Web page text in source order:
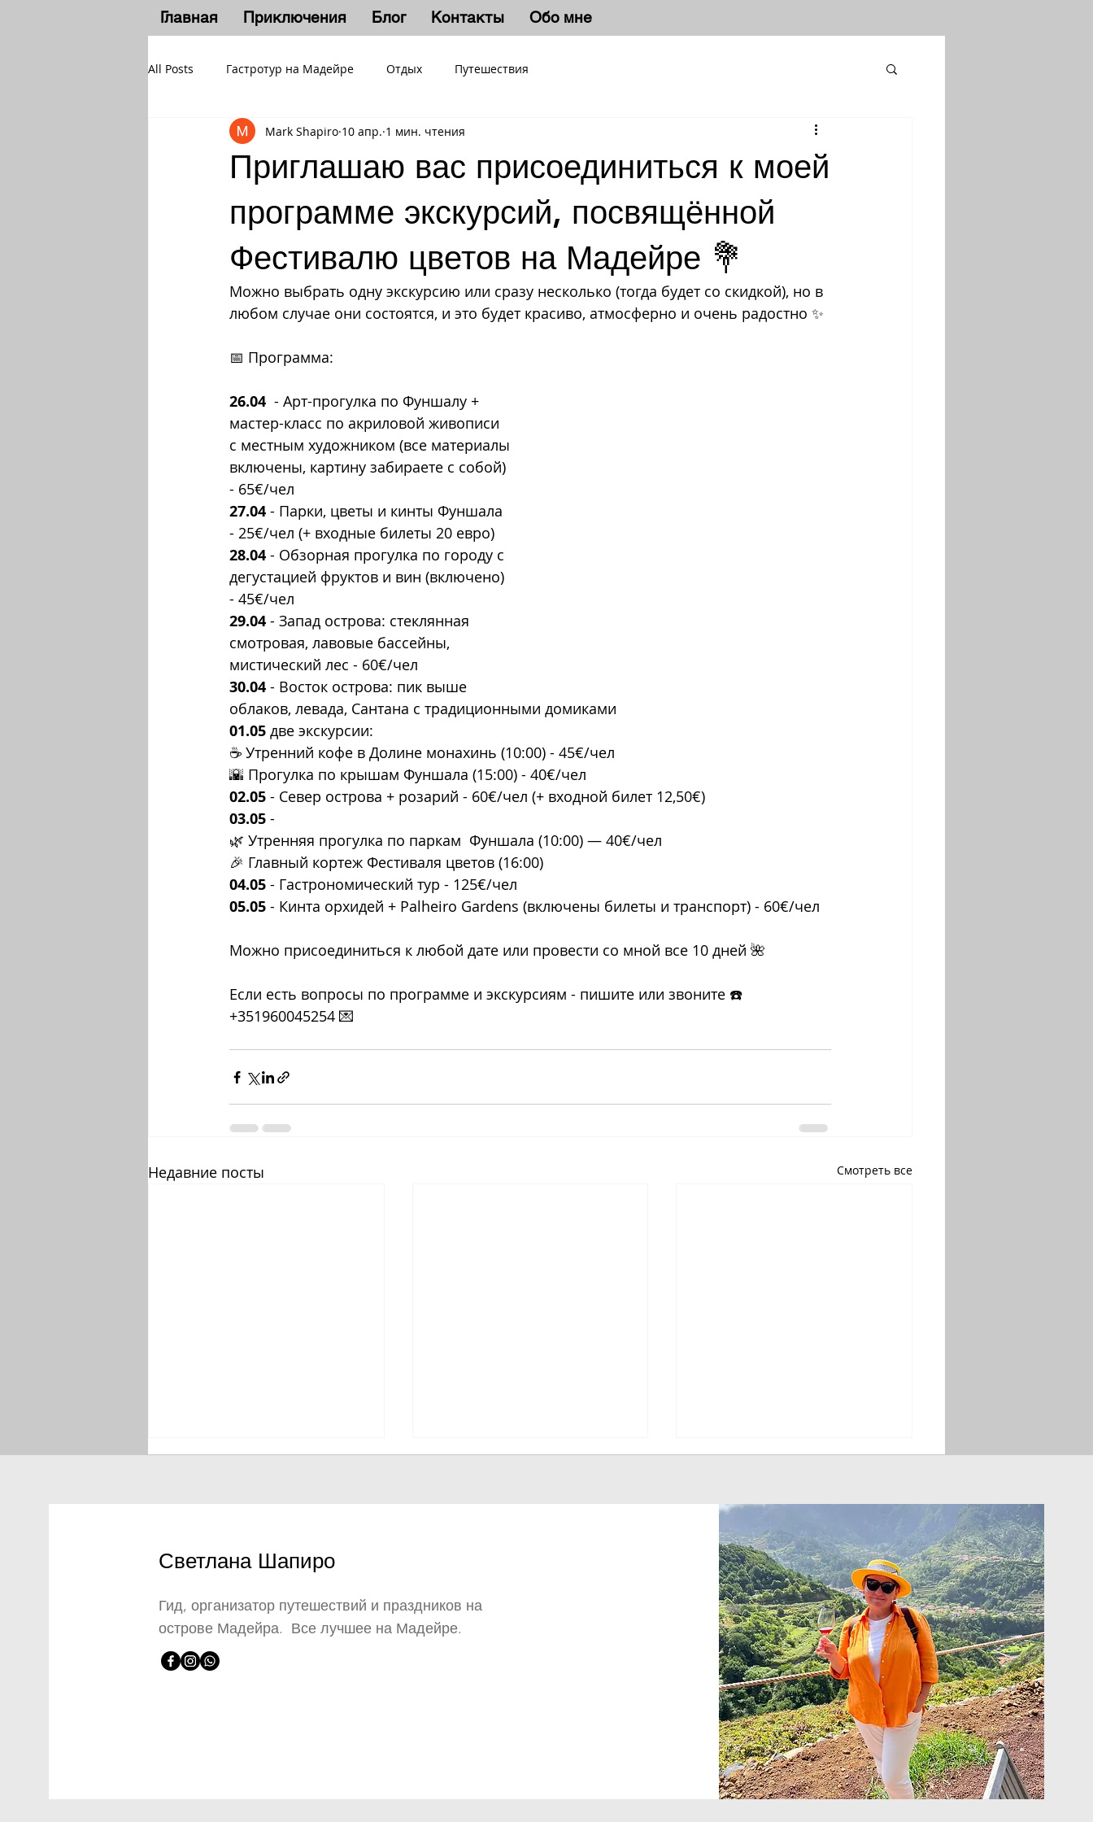
Главная Приключения Блог Контакты Обо мне
All Posts Гастротур на Мадейре Отдых Путешествия
Приглашаю вас присоединиться к моей
программе экскурсий, посвящённой
Фестивалю цветов на Мадейре 💐
Mark Shapiro 10 апр. 1 мин. чтения
Можно выбрать одну экскурсию или сразу несколько (тогда будет со скидкой), но в
любом случае они состоятся, и это будет красиво, атмосферно и очень радостно ✨
📅 Программа:
26.04
  - Арт-прогулка по Фуншалу +
мастер-класс по акриловой живописи
с местным художником (все материалы
включены, картину забираете с собой)
- 65€/чел
27.04 - Парки, цветы и кинты Фуншала
- 25€/чел (+ входные билеты 20 евро)
28.04 - Обзорная прогулка по городу с
дегустацией фруктов и вин (включено)
- 45€/чел
29.04 - Запад острова: стеклянная
смотровая, лавовые бассейны,
мистический лес - 60€/чел
30.04 - Восток острова: пик выше
облаков, левада, Сантана с традиционными домиками
01.05 две экскурсии:
☕ Утренний кофе в Долине монахинь (10:00) - 45€/чел
🌇 Прогулка по крышам Фуншала (15:00) - 40€/чел
02.05 - Север острова + розарий - 60€/чел (+ входной билет 12,50€)
03.05 -
🌿 Утренняя прогулка по паркам  Фуншала (10:00) — 40€/чел
🎉 Главный кортеж Фестиваля цветов (16:00)
04.05 - Гастрономический тур - 125€/чел
05.05 - Кинта орхидей + Palheiro Gardens (включены билеты и транспорт) - 60€/чел
Можно присоединиться к любой дате или провести со мной все 10 дней 🌺
Если есть вопросы по программе и экскурсиям - пишите или звоните ☎️
+351960045254 💌
Недавние посты Смотреть все
Приглашаю вас на
ГРУППОВЫЕ ЭКСКУРСИИ
АВГУСТ 2026 :
🌸 Расписание групповых
экскурсий на май 2026 🌸
Расписание групповых
экскурсий на июнь 2025
Светлана Шапиро
Гид, организатор путешествий и праздников на
острове Мадейра. Все лучшее на Мадейре.